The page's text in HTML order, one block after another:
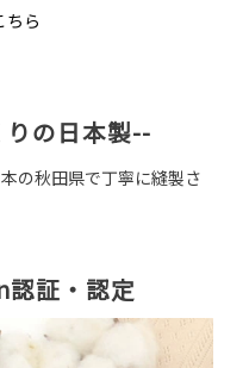
ちら
の日本製--
の秋田県で丁寧に縫製さ
証・認定